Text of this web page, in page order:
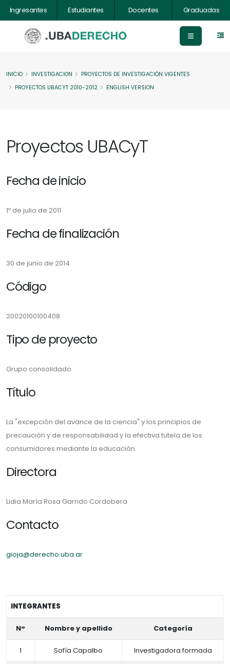
Ingresantes Estudiantes Docentes Graduadas
INICIO INVESTIGACION
PROYECTOS DE INVESTIGACIÓN VIGENTES
PROYECTOS UBACYT 2010-2012
ENGLISH VERSION
Proyectos UBACyT
Fecha de inicio
1º de julio de 2011
Fecha de finalización
30 de junio de 2014
Código
20020100100408
Tipo de proyecto
Grupo consolidado
Título
La "excepción del avance de la ciencia" y los principios de
precaución y de responsabilidad y la efectiva tutela de los
consumidores mediante la educación.
Directora
Lidia María Rosa Garrido Cordobera
Contacto
gioja@derecho.uba.ar
INTEGRANTES
N° Nombre y apellido Categoría
1 Sofía Capalbo Investigadora formada